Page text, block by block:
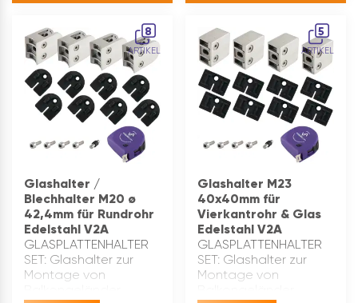
EDELSTAHL: Diese
Glashalterung ist aus
robustem, rostfreiem
Edelstahl …
EDELSTAHL: Diese
Glashalterung ist aus
robustem, rostfreiem
Edelstahl …
8
ARTIKEL
Glashalter /
Blechhalter M20 ø
42,4mm für Rundrohr
Edelstahl V2A
GLASPLATTENHALTER
SET: Glashalter zur
Montage von
5
ARTIKEL
Glashalter M23
40x40mm für
Vierkantrohr & Glas
Edelstahl V2A
GLASPLATTENHALTER
SET: Glashalter zur
Montage von